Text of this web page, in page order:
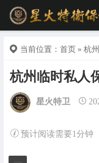
当前位置： 首页 » 杭
杭州临时私人
星火特卫
预计阅读需要1分钟